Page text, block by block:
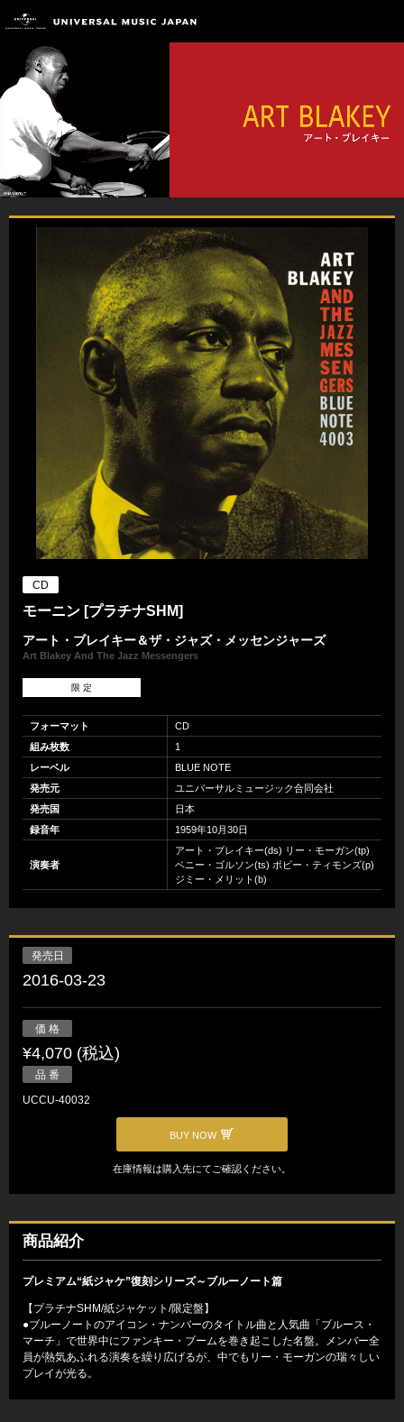
CD
モーニン [プラチナSHM]
アート・ブレイキー＆ザ・ジャズ・メッセンジャーズ
Art Blakey And The Jazz Messengers
限 定
フォーマット
CD
組み枚数
1
レーベル
BLUE NOTE
発売元
ユニバーサルミュージック合同会社
発売国
日本
録音年
1959年10月30日
演奏者
アート・ブレイキー(ds) リー・モーガン(tp)
ベニー・ゴルソン(ts) ボビー・ティモンズ(p)
ジミー・メリット(b)
発売日
2016-03-23
価 格
¥4,070 (税込)
品 番
UCCU-40032
BUY NOW
在庫情報は購入先にてご確認ください。
商品紹介
プレミアム“紙ジャケ”復刻シリーズ～ブルーノート篇
【プラチナSHM/紙ジャケット/限定盤】
●ブルーノートのアイコン・ナンバーのタイトル曲と人気曲「ブルース・
マーチ」で世界中にファンキー・ブームを巻き起こした名盤。メンバー全
員が熱気あふれる演奏を繰り広げるが、中でもリー・モーガンの瑞々しい
プレイが光る。